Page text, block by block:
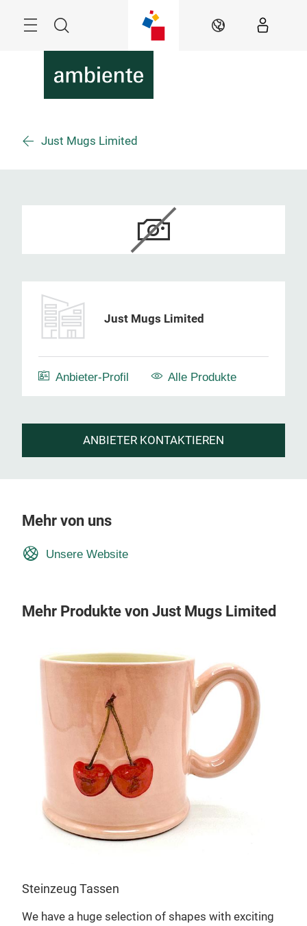
Suche DE
Just Mugs Limited
Just Mugs Limited
Anbieter-Profil Alle Produkte
ANBIETER KONTAKTIEREN
Mehr von uns
Unsere Website
Mehr Produkte von Just Mugs Limited
Steinzeug Tassen
We have a huge selection of shapes with exciting